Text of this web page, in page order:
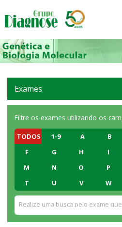
Exames
Filtre os exames utilizando os
TODOS 1-9 A B
F
G H I
M
N O P
T
U V W